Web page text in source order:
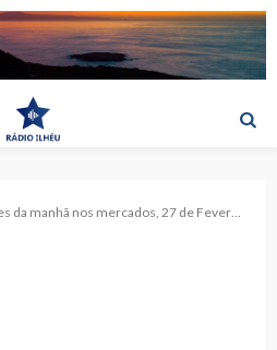
manhã nos mercados, 27 de Fevereiro de 2025